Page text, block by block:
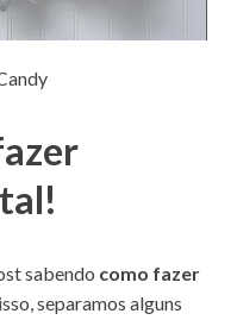
sabendo como fazer
separamos alguns